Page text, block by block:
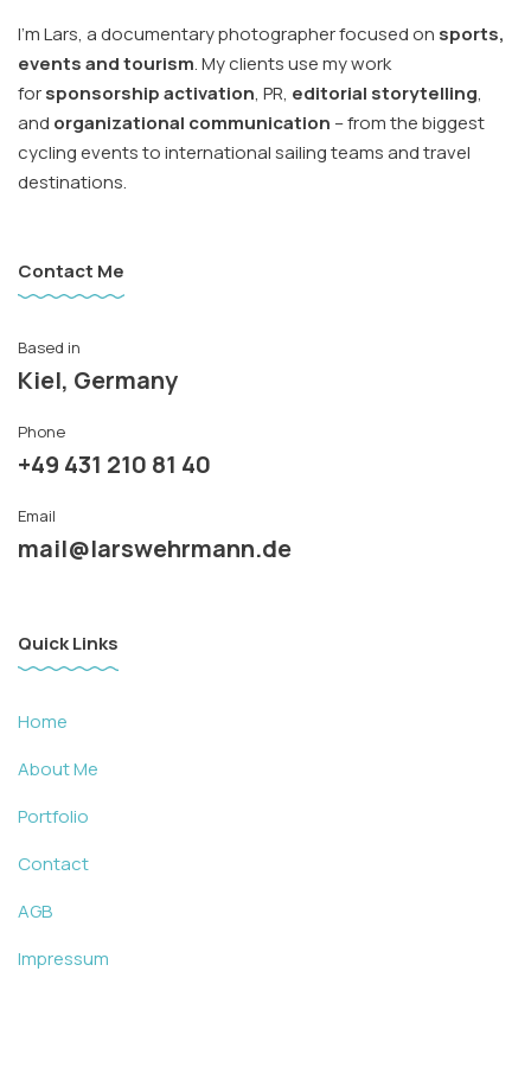
I’m Lars, a documentary photographer focused on sports,
events and tourism. My clients use my work
forsponsorship activation, PR, editorial storytelling,
and organizational communication – from the biggest
cycling events to international sailing teams and travel
destinations.
Contact Me
Based in
Kiel, Germany
Phone
+49 431 210 81 40
Email
mail@larswehrmann.de
Quick Links
Home
About Me
Portfolio
Contact
AGB
Impressum